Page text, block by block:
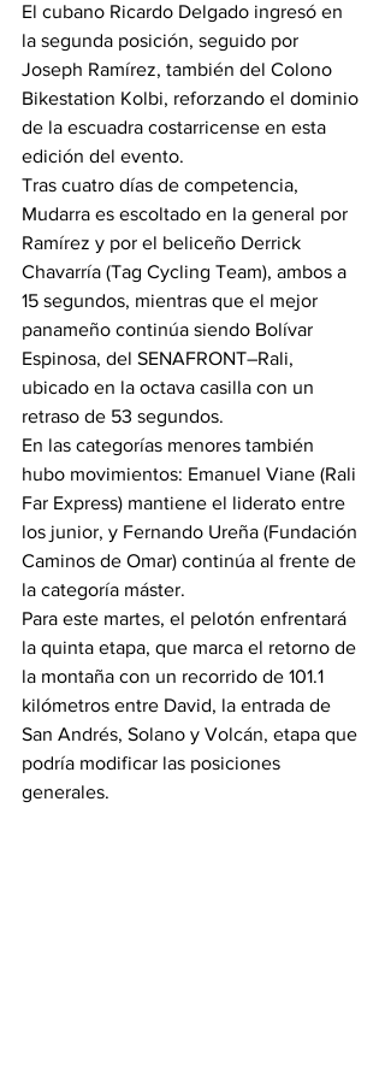
El cubano Ricardo Delgado ingresó en
la segunda posición, seguido por
Joseph Ramírez, también del Colono
Bikestation Kolbi, reforzando el dominio
de la escuadra costarricense en esta
edición del evento.
Tras cuatro días de competencia,
Mudarra es escoltado en la general por
Ramírez y por el beliceño Derrick
Chavarría (Tag Cycling Team), ambos a
15 segundos, mientras que el mejor
panameño continúa siendo Bolívar
Espinosa, del SENAFRONT–Rali,
ubicado en la octava casilla con un
retraso de 53 segundos.
En las categorías menores también
hubo movimientos: Emanuel Viane (Rali
Far Express) mantiene el liderato entre
los junior, y Fernando Ureña (Fundación
Caminos de Omar) continúa al frente de
la categoría máster.
Para este martes, el pelotón enfrentará
la quinta etapa, que marca el retorno de
la montaña con un recorrido de 101.1
kilómetros entre David, la entrada de
San Andrés, Solano y Volcán, etapa que
podría modificar las posiciones
generales.